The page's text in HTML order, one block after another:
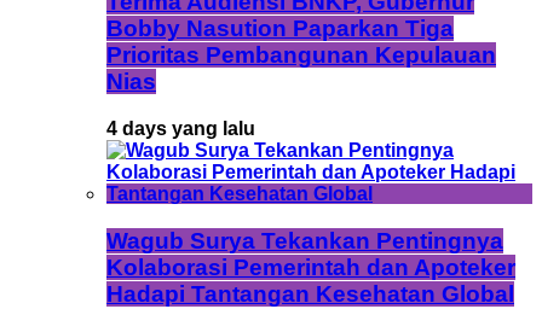
Bobby Nasution Paparkan Tiga
Prioritas Pembangunan Kepulauan
Nias
4 days yang lalu
Wagub Surya Tekankan Pentingnya
Kolaborasi Pemerintah dan Apoteker
Hadapi Tantangan Kesehatan Global